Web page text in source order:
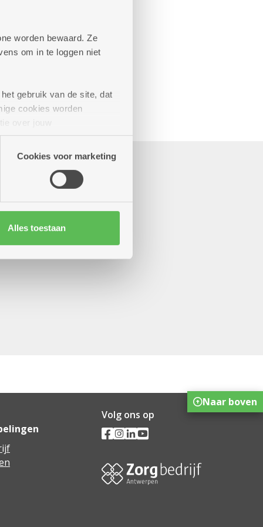
worden bewaard. Ze
om in te loggen niet
gebruik van de site, dat
cookies worden
kunnen deze gegevens
Cookies voor marketing
Alles toestaan
Volg ons op
Naar boven